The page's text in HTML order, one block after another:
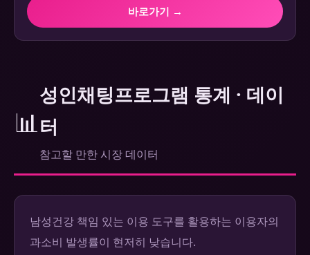
바로가기 →
📊
성인채팅프로그램 통계 · 데이
터
참고할 만한 시장 데이터
남성건강 책임 있는 이용 도구를 활용하는 이용자의
과소비 발생률이 현저히 낮습니다.